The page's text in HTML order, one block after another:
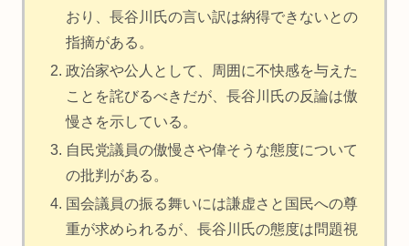
おり、長谷川氏の言い訳は納得できないとの
指摘がある。
政治家や公人として、周囲に不快感を与えた
ことを詫びるべきだが、長谷川氏の反論は傲
慢さを示している。
自民党議員の傲慢さや偉そうな態度について
の批判がある。
国会議員の振る舞いには謙虚さと国民への尊
重が求められるが、長谷川氏の態度は問題視